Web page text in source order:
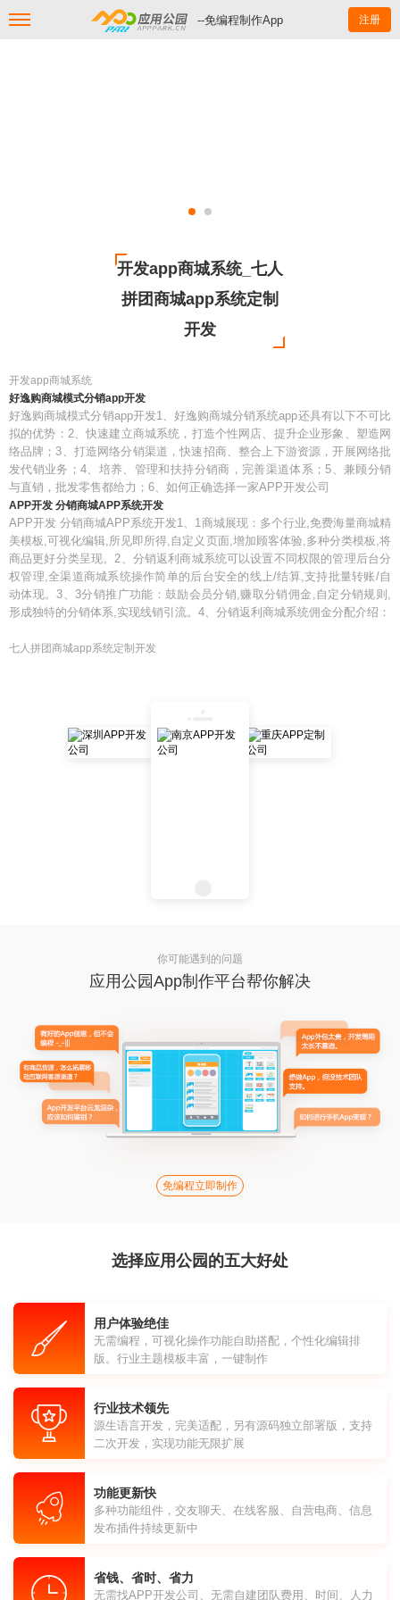
--免编程制作App 注册
开发app商城系统_七人
拼团商城app系统定制
开发
开发app商城系统
好逸购商城模式分销app开发
好逸购商城模式分销app开发1、好逸购商城分销系统app还具有以下不可比
拟的优势：2、快速建立商城系统，打造个性网店、提升企业形象、塑造网
络品牌；3、打造网络分销渠道，快速招商、整合上下游资源，开展网络批
发代销业务；4、培养、管理和扶持分销商，完善渠道体系；5、兼顾分销
与直销，批发零售都给力；6、如何正确选择一家APP开发公司
APP开发 分销商城APP系统开发
APP开发 分销商城APP系统开发1、1商城展现：多个行业,免费海量商城精
美模板,可视化编辑,所见即所得,自定义页面,增加顾客体验,多种分类模板,将
商品更好分类呈现。2、分销返利商城系统可以设置不同权限的管理后台分
权管理,全渠道商城系统操作简单的后台安全的线上/结算,支持批量转账/自
动体现。3、3分销推广功能：鼓励会员分销,赚取分销佣金,自定分销规则,
形成独特的分销体系,实现线销引流。4、分销返利商城系统佣金分配介绍：
七人拼团商城app系统定制开发
你可能遇到的问题
应用公园App制作平台帮你解决
免编程立即制作
选择应用公园的五大好处
用户体验绝佳
无需编程，可视化操作功能自助搭配，个性化编辑排
版。行业主题模板丰富，一键制作
行业技术领先
源生语言开发，完美适配，另有源码独立部署版，支持
二次开发，实现功能无限扩展
功能更新快
多种功能组件，交友聊天、在线客服、自营电商、信息
发布插件持续更新中
省钱、省时、省力
无需找APP开发公司、无需自建团队费用、时间、人力